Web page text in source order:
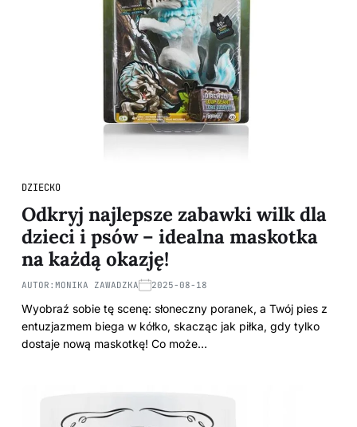
DZIECKO
Odkryj najlepsze zabawki wilk dla
dzieci i psów – idealna maskotka
na każdą okazję!
AUTOR: MONIKA ZAWADZKA 2025-08-18
Wyobraź sobie tę scenę: słoneczny poranek, a Twój pies z
entuzjazmem biega w kółko, skacząc jak piłka, gdy tylko
dostaje nową maskotkę! Co może…